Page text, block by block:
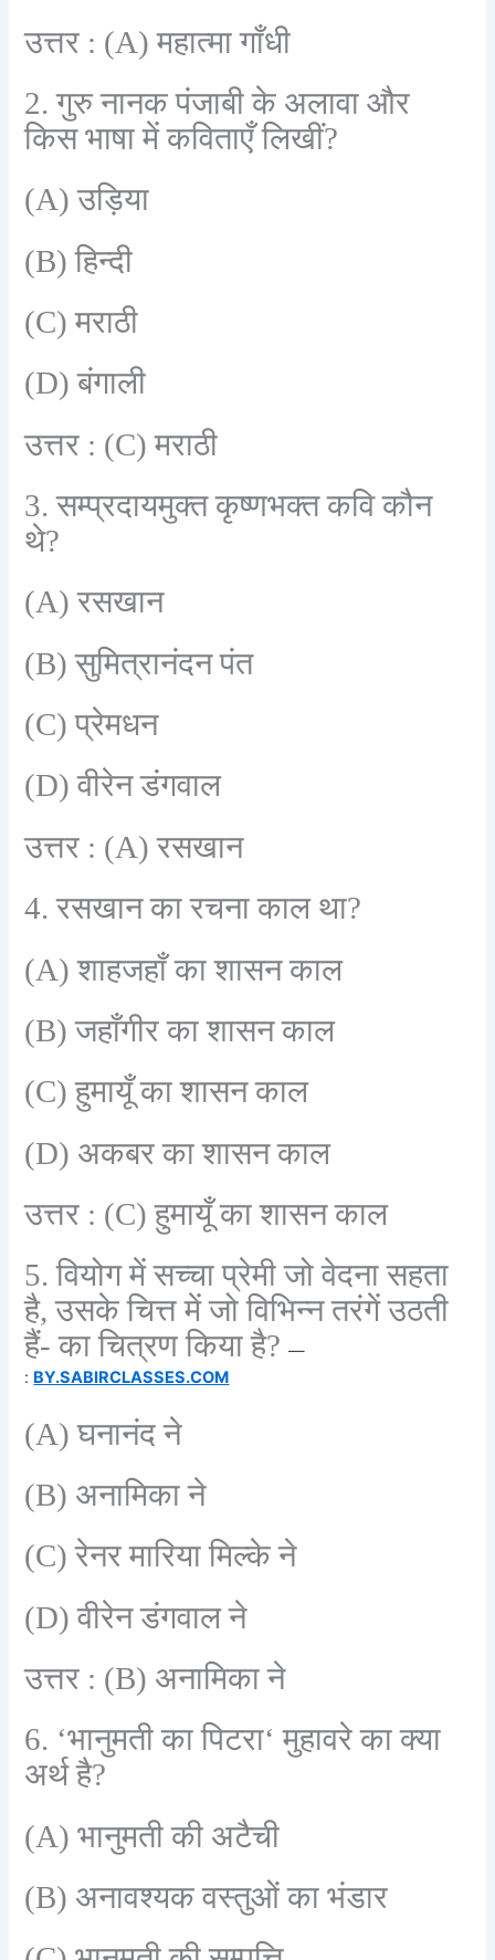
उत्तर : (A)महात्मा गाँधी
2.गुरु नानक पंजाबी के अलावा और
किस भाषा में कविताएँ लिखीं?
(A)उड़िया
(B)हिन्दी
(C)मराठी
(D)बंगाली
उत्तर : (C)मराठी
3.सम्प्रदायमुक्त कृष्णभक्त कवि कौन
थे?
(A)रसखान
(B)सुमित्रानंदन पंत
(C)प्रेमधन
(D)वीरेन डंगवाल
उत्तर : (A)रसखान
4.रसखान का रचना काल था?
(A)शाहजहाँ का शासन काल
(B)जहाँगीर का शासन काल
(C)हुमायूँ का शासन काल
(D) अकबर का शासन काल
उत्तर : (C)हुमायूँ का शासन काल
5.वियोग में सच्चा प्रेमी जो वेदना सहता
है,उसके चित्त में जो विभिन्न तरंगें उठती
हैं- का चित्रण किया है?—
: BY.SABIRCLASSES.COM
(A)घनानंद ने
(B) अनामिका ने
(C)रेनर मारिया मिल्के ने
(D)वीरेन डंगवाल ने
उत्तर : (B) अनामिका ने
6. ‘भानुमती का पिटरा‘मुहावरे का क्या
अर्थ है?
(A)भानुमती की अटैची
(B) अनावश्यक वस्तुओं का भंडार